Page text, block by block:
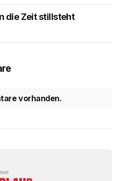
die Zeit stillsteht
vorhanden.